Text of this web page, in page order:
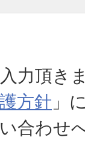
力頂き
方針 」
合わせ